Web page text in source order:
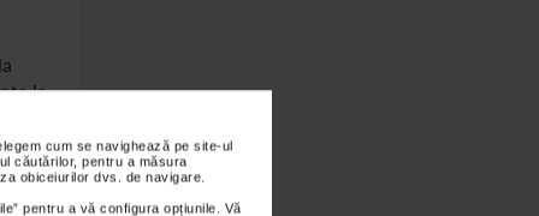
cum se navighează pe site-ul
căutărilor, pentru a măsura
obiceiurilor dvs. de navigare.
pentru a vă configura opțiunile. Vă
la